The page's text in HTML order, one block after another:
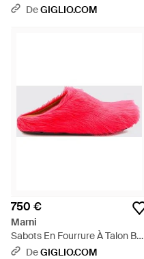
Shearling Avec Bride Réglable -
DeGIGLIO.COM
750 €
Marni
Sabots En Fourrure À Talon Bas
Et Bout Rond - Rose
DeGIGLIO.COM